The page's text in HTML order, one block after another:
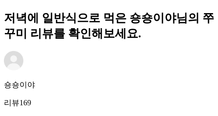
저녁에 일반식으로 먹은 숑숑이야님의 쭈
꾸미 리뷰를 확인해보세요.
숑숑이야
리뷰169